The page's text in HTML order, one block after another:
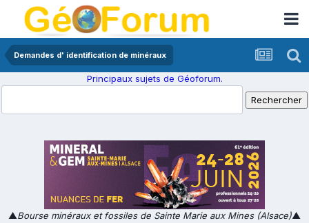
Demandes d' identification de minéraux
Principaux sujets de Géoforum.
▲Bourse minéraux et fossiles de Sainte Marie aux Mines (Alsace)▲